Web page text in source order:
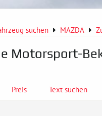
suchen MAZDA
Motorsport-
Preis Text suchen